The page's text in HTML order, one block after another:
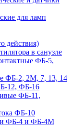
для ламп
действия)
в санузле
ФБ-5,
ФБ-2, 2М, 7, 13, 14
12, ФБ-16
ФБ-11,
ФБ-10
ФБ-4 и ФБ-4М